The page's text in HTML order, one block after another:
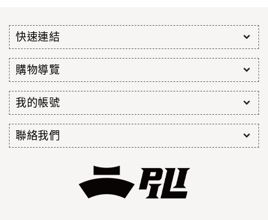
快速連結
購物導覽
我的帳號
聯絡我們